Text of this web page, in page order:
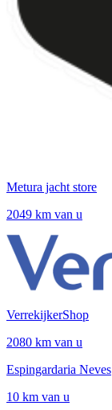
Metura jacht store
2049 km van u
VerrekijkerShop
2080 km van u
Espingardaria Neves
10 km van u